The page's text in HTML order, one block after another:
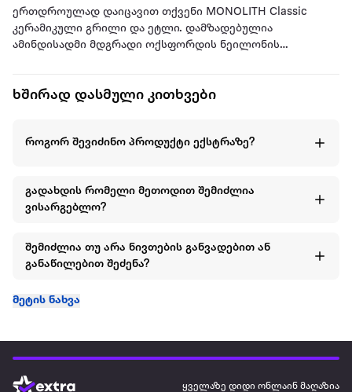
ერთდროულად დაიცავით თქვენი MONOLITH Classic
კერამიკული გრილი და ეტლი. დამზადებულია
ამინდისადმი მდგრადი ოქსფორდის ნეილონის
მტვრისგან და ამინდისგან. ინტეგრირებული სახელურის
პრემიუმ კლასის დაცვა ნებისმიერ ამინდში.
ხშირად დასმული კითხვები
როგორ შევიძინო პროდუქტი ექსტრაზე?
გადახდის რომელი მეთოდით შემიძლია
ვისარგებლო?
შემიძლია თუ არა ნივთების განვადებით ან
განაწილებით შეძენა?
მეტის ნახვა
ყველაზე დიდი ონლაინ მაღაზია